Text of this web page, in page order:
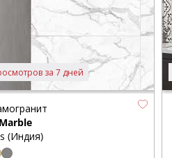
за 7 дней
(Индия)